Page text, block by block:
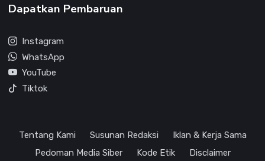
Dapatkan Pembaruan
Instagram
WhatsApp
YouTube
Tiktok
Tentang Kami Susunan Redaksi
Iklan & Kerja Sama
Pedoman Media Siber
Kode Etik Disclaimer